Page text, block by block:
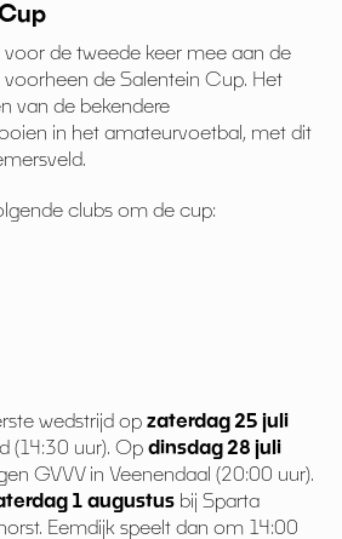
de tweede keer mee aan de
de Salentein Cup. Het
van de bekendere
in het amateurvoetbal, met dit
clubs om de cup:
wedstrijd opzaterdag 25 juli
(14:30 uur). Opdinsdag 28 juli
GVVV in Veenendaal (20:00 uur).
1 augustus bij Sparta
Eemdijk speelt dan om 14:00